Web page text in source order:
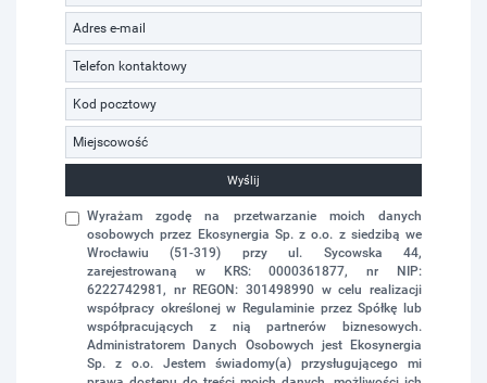
Wyślij
Wyrażam zgodę na przetwarzanie moich danych
osobowych przez Ekosynergia Sp. z o.o. z siedzibą we
Wrocławiu (51-319) przy ul. Sycowska 44,
zarejestrowaną w KRS: 0000361877, nr NIP:
6222742981, nr REGON: 301498990 w celu realizacji
współpracy określonej w Regulaminie przez Spółkę lub
współpracujących z nią partnerów biznesowych.
Administratorem Danych Osobowych jest Ekosynergia
Sp. z o.o. Jestem świadomy(a) przysługującego mi